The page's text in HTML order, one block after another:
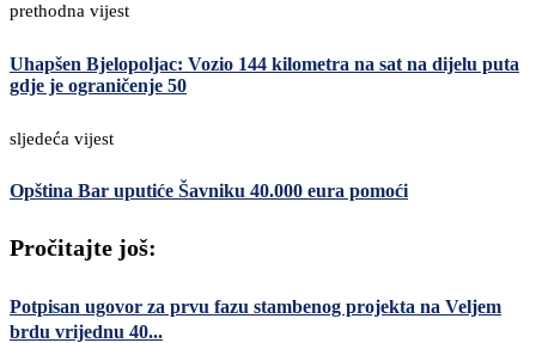
prethodna vijest
Uhapšen Bjelopoljac: Vozio 144 kilometra na sat na dijelu puta
gdje je ograničenje 50
sljedeća vijest
Opština Bar uputiće Šavniku 40.000 eura pomoći
Pročitajte još:
Potpisan ugovor za prvu fazu stambenog projekta na Veljem
brdu vrijednu 40...